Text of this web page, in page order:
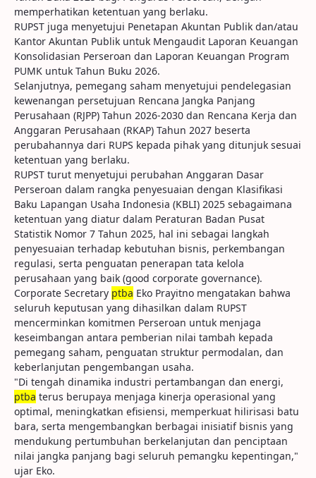
memperhatikan ketentuan yang berlaku.
RUPST juga menyetujui Penetapan Akuntan Publik dan/atau
Kantor Akuntan Publik untuk Mengaudit Laporan Keuangan
Konsolidasian Perseroan dan Laporan Keuangan Program
PUMK untuk Tahun Buku 2026.
Selanjutnya, pemegang saham menyetujui pendelegasian
kewenangan persetujuan Rencana Jangka Panjang
Perusahaan (RJPP) Tahun 2026-2030 dan Rencana Kerja dan
Anggaran Perusahaan (RKAP) Tahun 2027 beserta
perubahannya dari RUPS kepada pihak yang ditunjuk sesuai
ketentuan yang berlaku.
RUPST turut menyetujui perubahan Anggaran Dasar
Perseroan dalam rangka penyesuaian dengan Klasifikasi
Baku Lapangan Usaha Indonesia (KBLI) 2025 sebagaimana
ketentuan yang diatur dalam Peraturan Badan Pusat
Statistik Nomor 7 Tahun 2025, hal ini sebagai langkah
penyesuaian terhadap kebutuhan bisnis, perkembangan
regulasi, serta penguatan penerapan tata kelola
perusahaan yang baik (good corporate governance).
Corporate Secretary ptba Eko Prayitno mengatakan bahwa
seluruh keputusan yang dihasilkan dalam RUPST
mencerminkan komitmen Perseroan untuk menjaga
keseimbangan antara pemberian nilai tambah kepada
pemegang saham, penguatan struktur permodalan, dan
keberlanjutan pengembangan usaha.
"Di tengah dinamika industri pertambangan dan energi,
ptba terus berupaya menjaga kinerja operasional yang
optimal, meningkatkan efisiensi, memperkuat hilirisasi batu
bara, serta mengembangkan berbagai inisiatif bisnis yang
mendukung pertumbuhan berkelanjutan dan penciptaan
nilai jangka panjang bagi seluruh pemangku kepentingan,"
ujar Eko.